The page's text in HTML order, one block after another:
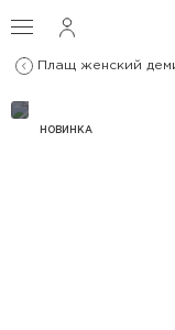
Плащ женский
НОВИНКА